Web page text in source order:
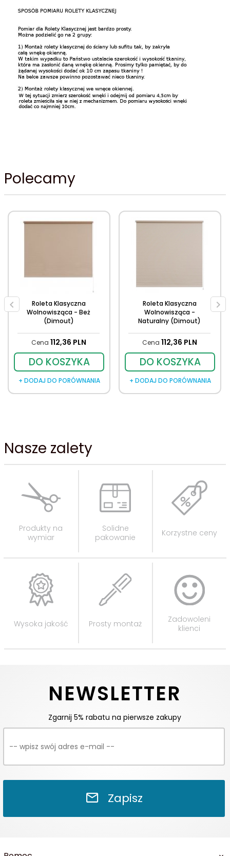
Polecamy
Roleta Klasyczna
Wolnowisząca - Beż
(Dimout)
Cena 112,36 PLN
DO KOSZYKA
+ DODAJ DO PORÓWNANIA
Roleta Klasyczna
Wolnowisząca -
Naturalny (Dimout)
Cena 112,36 PLN
DO KOSZYKA
+ DODAJ DO PORÓWNANIA
Nasze zalety
Produkty na
wymiar
Solidne
pakowanie
Korzystne ceny
Wysoka jakość Prosty montaż
Zadowoleni
klienci
NEWSLETTER
Zgarnij 5% rabatu na pierwsze zakupy
Zapisz